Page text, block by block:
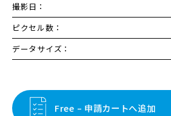
撮影日：
ピクセル数：
データサイズ：
Free – 申請カートへ追加